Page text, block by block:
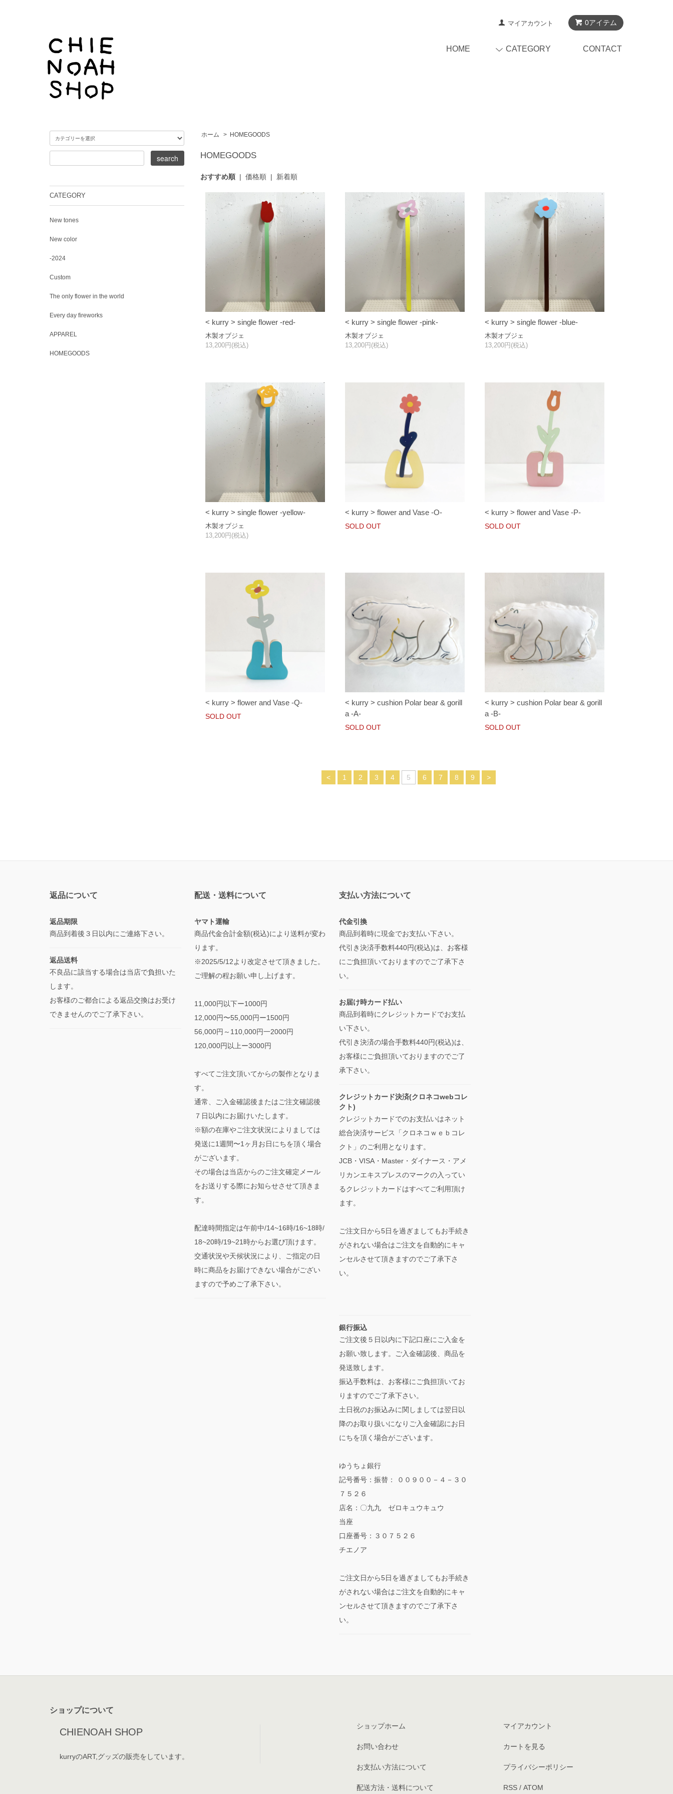
0アイテム
マイアカウント
HOME CATEGORY CONTACT
ホーム > HOMEGOODS
HOMEGOODS
おすすめ順| 価格順| 新着順
< kurry > single flower -red-
木製オブジェ
13,200円(税込)
< kurry > single flower -pink-
木製オブジェ
13,200円(税込)
< kurry > single flower -blue-
木製オブジェ
13,200円(税込)
< kurry > single flower -yellow-
木製オブジェ
13,200円(税込)
< kurry > flower and Vase -O-
SOLD OUT
< kurry > flower and Vase -P-
SOLD OUT
< kurry > flower and Vase -Q-
SOLD OUT
< kurry > cushion Polar bear & gorill
a -A-
SOLD OUT
< kurry > cushion Polar bear & gorill
a -B-
SOLD OUT
< 1 2 3 4 5 6 7 8 9 >
CATEGORY
New tones
New color
-2024
Custom
The only flower in the world
Every day fireworks
APPAREL
HOMEGOODS
返品について
返品期限
商品到着後３日以内にご連絡下さい。
返品送料
不良品に該当する場合は当店で負担いた
します。
お客様のご都合による返品交換はお受け
できませんのでご了承下さい。
配送・送料について
ヤマト運輸
商品代金合計金額(税込)により送料が変わ
ります。
※2025/5/12より改定させて頂きました。
ご理解の程お願い申し上げます。
11,000円以下ー1000円
12,000円〜55,000円ー1500円
56,000円～110,000円一2000円
120,000円以上ー3000円
すべてご注文頂いてからの製作となりま
す。
通常、ご入金確認後またはご注文確認後
７日以内にお届けいたします。
※額の在庫やご注文状況によりましては
発送に1週間〜1ヶ月お日にちを頂く場合
がございます。
その場合は当店からのご注文確定メール
をお送りする際にお知らせさせて頂きま
す。
配達時間指定は午前中/14~16時/16~18時/
18~20時/19~21時からお選び頂けます。
交通状況や天候状況により、ご指定の日
時に商品をお届けできない場合がござい
ますので予めご了承下さい。
支払い方法について
代金引換
商品到着時に現金でお支払い下さい。
代引き決済手数料440円(税込)は、お客様
にご負担頂いておりますのでご了承下さ
い。
お届け時カード払い
商品到着時にクレジットカードでお支払
い下さい。
代引き決済の場合手数料440円(税込)は、
お客様にご負担頂いておりますのでご了
承下さい。
クレジットカード決済(クロネコwebコレ
クト)
クレジットカードでのお支払いはネット
総合決済サービス「クロネコｗｅｂコレ
クト」のご利用となります。
JCB・VISA・Master・ダイナース・アメ
リカンエキスプレスのマークの入ってい
るクレジットカードはすべてご利用頂け
ます。
ご注文日から5日を過ぎましてもお手続き
がされない場合はご注文を自動的にキャ
ンセルさせて頂きますのでご了承下さ
い。
銀行振込
ご注文後５日以内に下記口座にご入金を
お願い致します。ご入金確認後、商品を
発送致します。
振込手数料は、お客様にご負担頂いてお
りますのでご了承下さい。
土日祝のお振込みに関しましては翌日以
降のお取り扱いになりご入金確認にお日
にちを頂く場合がございます。
ゆうちょ銀行
記号番号：振替： ００９００－４－３０
７５２６
店名：〇九九 ゼロキュウキュウ
当座
口座番号：３０７５２６
チエノア
ご注文日から5日を過ぎましてもお手続き
がされない場合はご注文を自動的にキャ
ンセルさせて頂きますのでご了承下さ
い。
ショップについて
CHIENOAH SHOP
kurryのART,グッズの販売をしています。
ショップホーム
お問い合わせ
お支払い方法について
配送方法・送料について
マイアカウント
カートを見る
プライバシーポリシー
RSS/ ATOM